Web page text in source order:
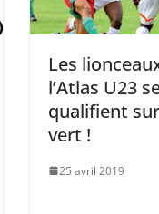
Les
l’Atlas U23
qualifient
vert !
25 avril 2019